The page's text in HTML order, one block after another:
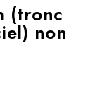
(tronc
non